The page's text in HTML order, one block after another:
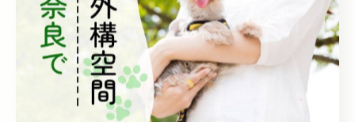
材料の種類、施工範囲が明確に記載されているかを確認
しましょう。曖昧な表現や追加費用の可能性がある場合
は要注意です。
次に、施工スケジュールや工期の目安を把握し、納期が
守られるかどうかを確認します。さらに、過去の施工実